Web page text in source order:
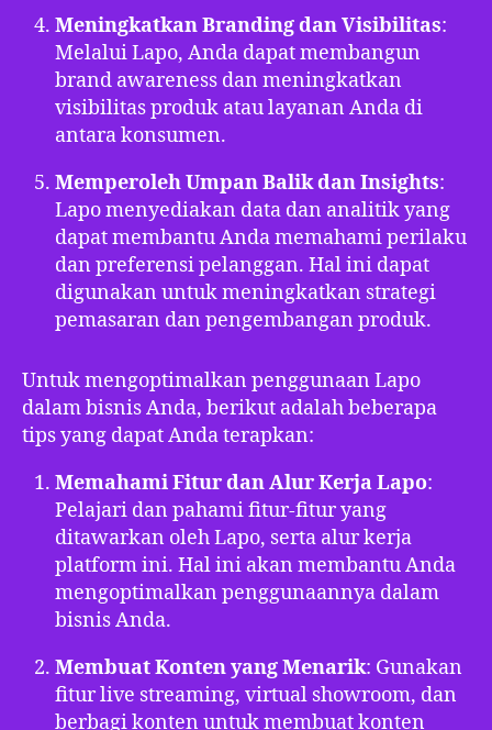
Meningkatkan Branding dan Visibilitas:
Melalui Lapo, Anda dapat membangun
brand awareness dan meningkatkan
visibilitas produk atau layanan Anda di
antara konsumen.
Memperoleh Umpan Balik dan Insights:
Lapo menyediakan data dan analitik yang
dapat membantu Anda memahami perilaku
dan preferensi pelanggan. Hal ini dapat
digunakan untuk meningkatkan strategi
pemasaran dan pengembangan produk.
Untuk mengoptimalkan penggunaan Lapo
dalam bisnis Anda, berikut adalah beberapa
tips yang dapat Anda terapkan:
Memahami Fitur dan Alur Kerja Lapo:
Pelajari dan pahami fitur-fitur yang
ditawarkan oleh Lapo, serta alur kerja
platform ini. Hal ini akan membantu Anda
mengoptimalkan penggunaannya dalam
bisnis Anda.
Membuat Konten yang Menarik: Gunakan
fitur live streaming, virtual showroom, dan
berbagi konten untuk membuat konten